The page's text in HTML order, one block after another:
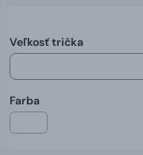
Veľkosť trička
Farba